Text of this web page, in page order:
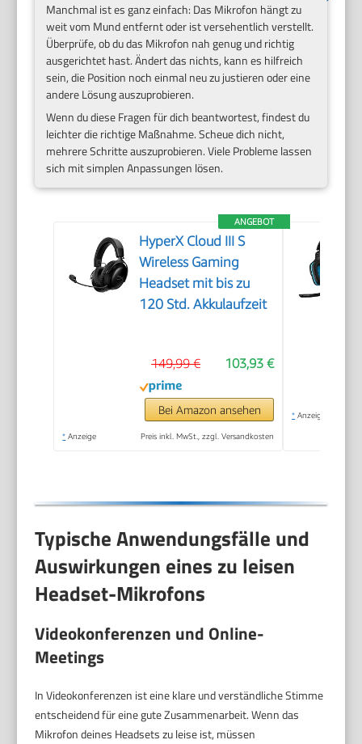
Manchmal ist es ganz einfach: Das Mikrofon hängt zu
weit vom Mund entfernt oder ist versehentlich verstellt.
Überprüfe, ob du das Mikrofon nah genug und richtig
ausgerichtet hast. Ändert das nichts, kann es hilfreich
sein, die Position noch einmal neu zu justieren oder eine
andere Lösung auszuprobieren.
Wenn du diese Fragen für dich beantwortest, findest du
leichter die richtige Maßnahme. Scheue dich nicht,
mehrere Schritte auszuprobieren. Viele Probleme lassen
sich mit simplen Anpassungen lösen.
ANGEBOT
HyperX Cloud III S
Wireless Gaming
Headset mit bis zu
120 Std. Akkulaufzeit
103,93 €
149,99 €
Bei Amazon ansehen
* Anzeige Preis inkl. MwSt., zzgl. Versandkosten
* Anzeige
Typische Anwendungsfälle und
Auswirkungen eines zu leisen
Headset-Mikrofons
Videokonferenzen und Online-
Meetings
In Videokonferenzen ist eine klare und verständliche Stimme
entscheidend für eine gute Zusammenarbeit. Wenn das
Mikrofon deines Headsets zu leise ist, müssen